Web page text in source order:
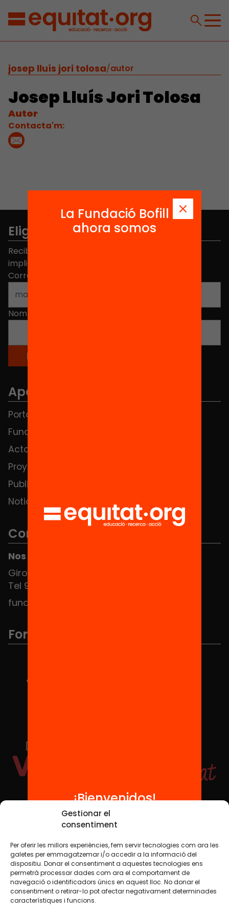
Gestionar el
consentiment
Per oferir les millors experiències, fem servir tecnologies com ara les
galetes per emmagatzemar i/o accedir a la informació del
dispositiu. Donar el consentiment a aquestes tecnologies ens
permetrà processar dades com ara el comportament de
navegació o identificadors únics en aquest lloc. No donar el
consentiment o retirar-lo pot afectar negativament determinades
característiques i funcions.
josep lluís jori tolosa/autor
Josep Lluís Jori Tolosa
Autor
Contacta'm:
Elige equidad
Recibe contenidos, iniciativas y proyectos para
implicarte.
Correo electrónico
Nombre
Apartados
Portada
Fundación
Actos
Proyectos
Publicaciones y vídeos
Noticias
Contacto
Nos puedes encontrar en el HUB Social
Girona 34, interior 08010 Barcelona
Tel 934 588 700
fundacio@equitat.org
Formamos parte de...
Redes sociales
TWT YTB IG FB IN
Aviso legalPolítica de cookies
La Fundació Bofill
ahora somos
¡Bienvenidos!